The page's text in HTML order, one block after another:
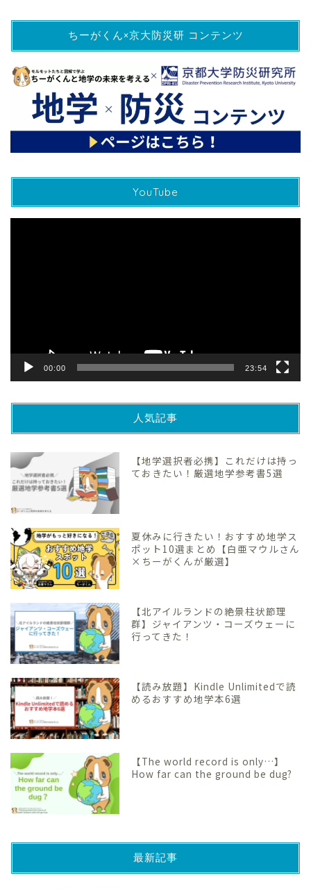
ちーがくん×京大防災研 コンテンツ
YouTube
00:00 23:54
人気記事
【地学選択者必携】これだけは持っ
ておきたい！厳選地学参考書5選
夏休みに行きたい！おすすめ地学ス
ポット10選まとめ【白亜マウルさん
×ちーがくんが厳選】
【北アイルランドの絶景柱状節理
群】ジャイアンツ・コーズウェーに
行ってきた！
【読み放題】Kindle Unlimitedで読
めるおすすめ地学本6選
【The world record is only…】
How far can the ground be dug?
最新記事